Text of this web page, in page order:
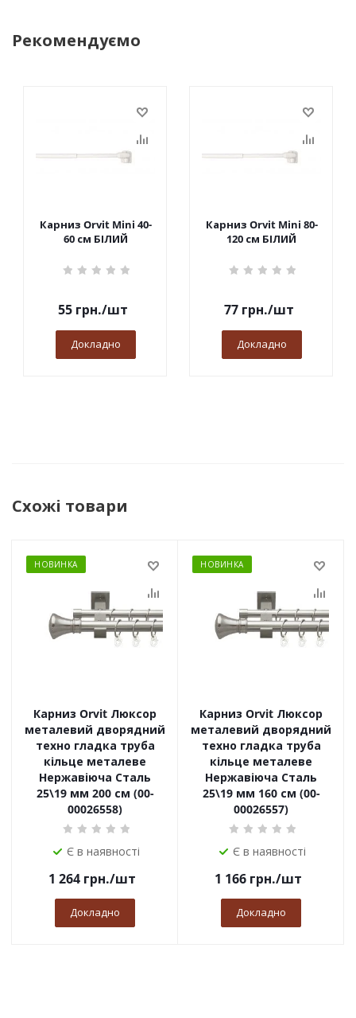
Рекомендуємо
Карниз Orvit Mini 40-
60 см БІЛИЙ
55грн./шт
Докладно
Карниз Orvit Mini 80-
120 см БІЛИЙ
77грн./шт
Докладно
Схожі товари
НОВИНКА
Карниз Orvit Люксор
металевий дворядний
техно гладка труба
кільце металеве
Нержавіюча Сталь
25\19 мм 200 см (00-
00026558)
Є в наявності
1 264 грн./шт
Докладно
НОВИНКА
Карниз Orvit Люксор
металевий дворядний
техно гладка труба
кільце металеве
Нержавіюча Сталь
25\19 мм 160 см (00-
00026557)
Є в наявності
1 166 грн./шт
Докладно